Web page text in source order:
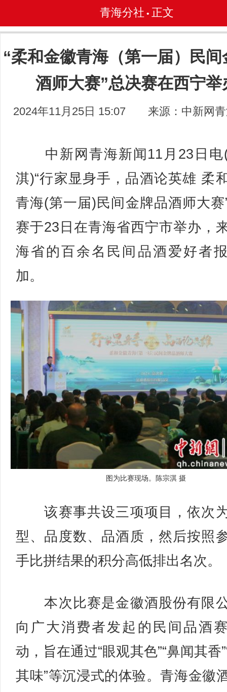
青海分社 • 正文
“柔和金徽青海（第一届）民间
酒师大赛”总决赛在西宁举
2024年11月25日 15:07 来源：中新网
中新网青海新闻11月23日电
淇)“行家显身手，品酒论英雄 柔
青海(第一届)民间金牌品酒师大赛
赛于23日在青海省西宁市举办，
海省的百余名民间品酒爱好者
加。
图为比赛现场。陈宗淇 摄
该赛事共设三项项目，依次
型、品度数、品酒质，然后按照
手比拼结果的积分高低排出名次。
本次比赛是金徽酒股份有限
向广大消费者发起的民间品酒
动，旨在通过“眼观其色”“鼻闻其香
其味”等沉浸式的体验。青海金徽